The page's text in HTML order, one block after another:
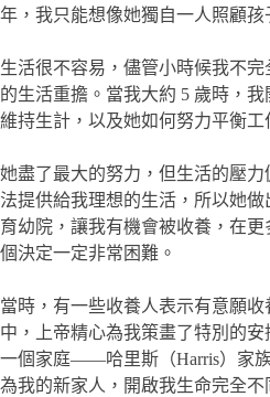
年，我只能想像她獨自一人照顧孩
生活很不容易，儘管小時候我不
的生活重擔。當我大約 5 歲時，
維持生計，以及她如何努力平衡工
她盡了最大的努力，但生活的壓
法提供給我理想的生活，所以她
育幼院，讓我有機會被收養，在
個決定一定非常困難。
當時，有一些收養人表示有意願
中，上帝精心為我策畫了特別的
一個家庭——哈里斯（Harris）家
為我的新家人，開啟我生命完全不